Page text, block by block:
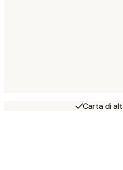
Carta di